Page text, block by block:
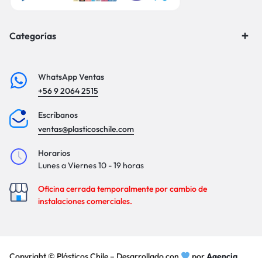
Categorías
WhatsApp Ventas
+56 9 2064 2515
Escríbanos
ventas@plasticoschile.com
Horarios
Lunes a Viernes 10 - 19 horas
Oficina cerrada temporalmente por cambio de
instalaciones comerciales.